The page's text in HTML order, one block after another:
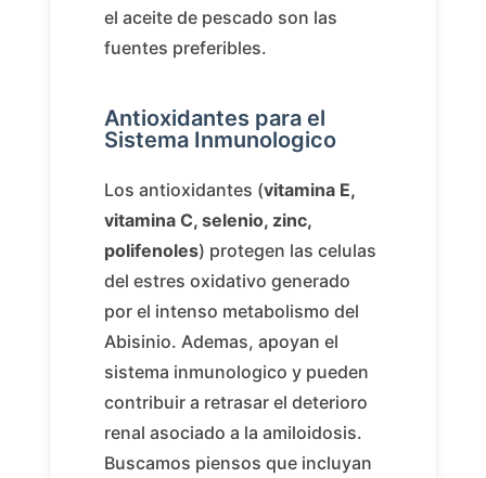
el aceite de pescado son las
fuentes preferibles.
Antioxidantes para el
Sistema Inmunologico
Los antioxidantes (vitamina E,
vitamina C, selenio, zinc,
polifenoles) protegen las celulas
del estres oxidativo generado
por el intenso metabolismo del
Abisinio. Ademas, apoyan el
sistema inmunologico y pueden
contribuir a retrasar el deterioro
renal asociado a la amiloidosis.
Buscamos piensos que incluyan